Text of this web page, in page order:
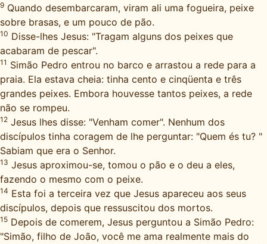
9 Quando desembarcaram, viram ali uma fogueira, peixe
sobre brasas, e um pouco de pão.
10 Disse-lhes Jesus: "Tragam alguns dos peixes que
acabaram de pescar".
11 Simão Pedro entrou no barco e arrastou a rede para a
praia. Ela estava cheia: tinha cento e cinqüenta e três
grandes peixes. Embora houvesse tantos peixes, a rede
não se rompeu.
12 Jesus lhes disse: "Venham comer". Nenhum dos
discípulos tinha coragem de lhe perguntar: "Quem és tu? "
Sabiam que era o Senhor.
13 Jesus aproximou-se, tomou o pão e o deu a eles,
fazendo o mesmo com o peixe.
14 Esta foi a terceira vez que Jesus apareceu aos seus
discípulos, depois que ressuscitou dos mortos.
15 Depois de comerem, Jesus perguntou a Simão Pedro:
"Simão, filho de João, você me ama realmente mais do